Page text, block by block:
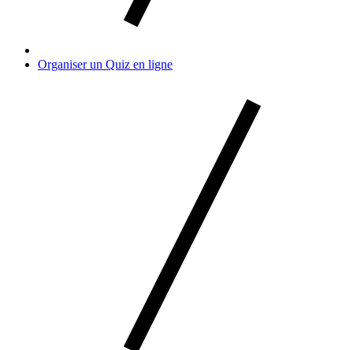
Organiser un Quiz en ligne